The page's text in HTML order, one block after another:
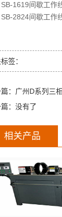
SB-1619间歇工作
SB-2824间歇工作
签：
： 广州D系列三
：没有了
相关产品